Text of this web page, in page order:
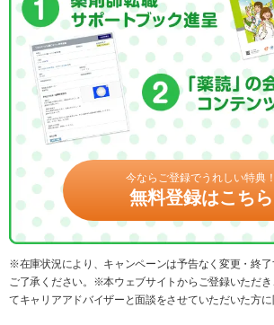
今ならご登録でうれしい特典！
無料登録はこちら
※在庫状況により、キャンペーンは予告なく変更・終了
ご了承ください。※本ウェブサイトからご登録いただ
てキャリアアドバイザーと面談をさせていただいた方に